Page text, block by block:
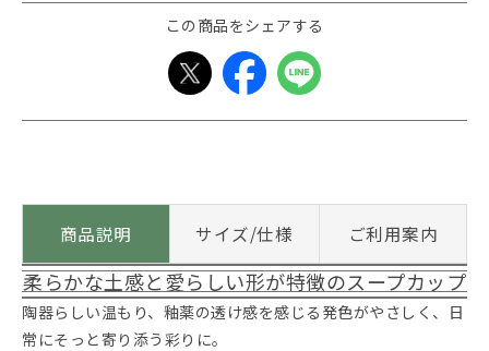
この商品をシェアする
商品説明 サイズ/仕様 ご利用案内
柔らかな土感と愛らしい形が特徴のスープカップ
陶器らしい温もり、釉薬の透け感を感じる発色がやさしく、日
常にそっと寄り添う彩りに。